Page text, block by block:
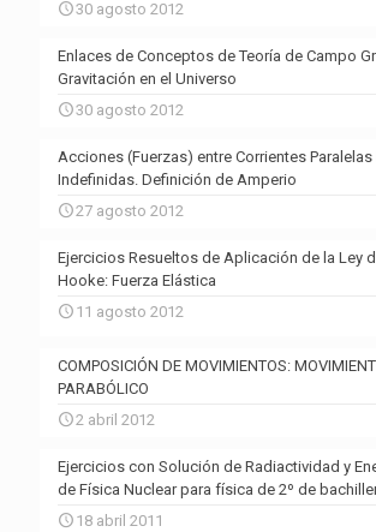
30 agosto 2012
Enlaces de Conceptos de Teoría de Campo
Gravitación en el Universo
30 agosto 2012
Acciones (Fuerzas) entre Corrientes
Indefinidas. Definición de Amperio
27 agosto 2012
Ejercicios Resueltos de Aplicación de la Ley
Hooke: Fuerza Elástica
11 agosto 2012
COMPOSICIÓN DE MOVIMIENTOS:
PARABÓLICO
2 abril 2012
Ejercicios con Solución de Radiactividad y
de Física Nuclear para física de 2º de
18 abril 2011